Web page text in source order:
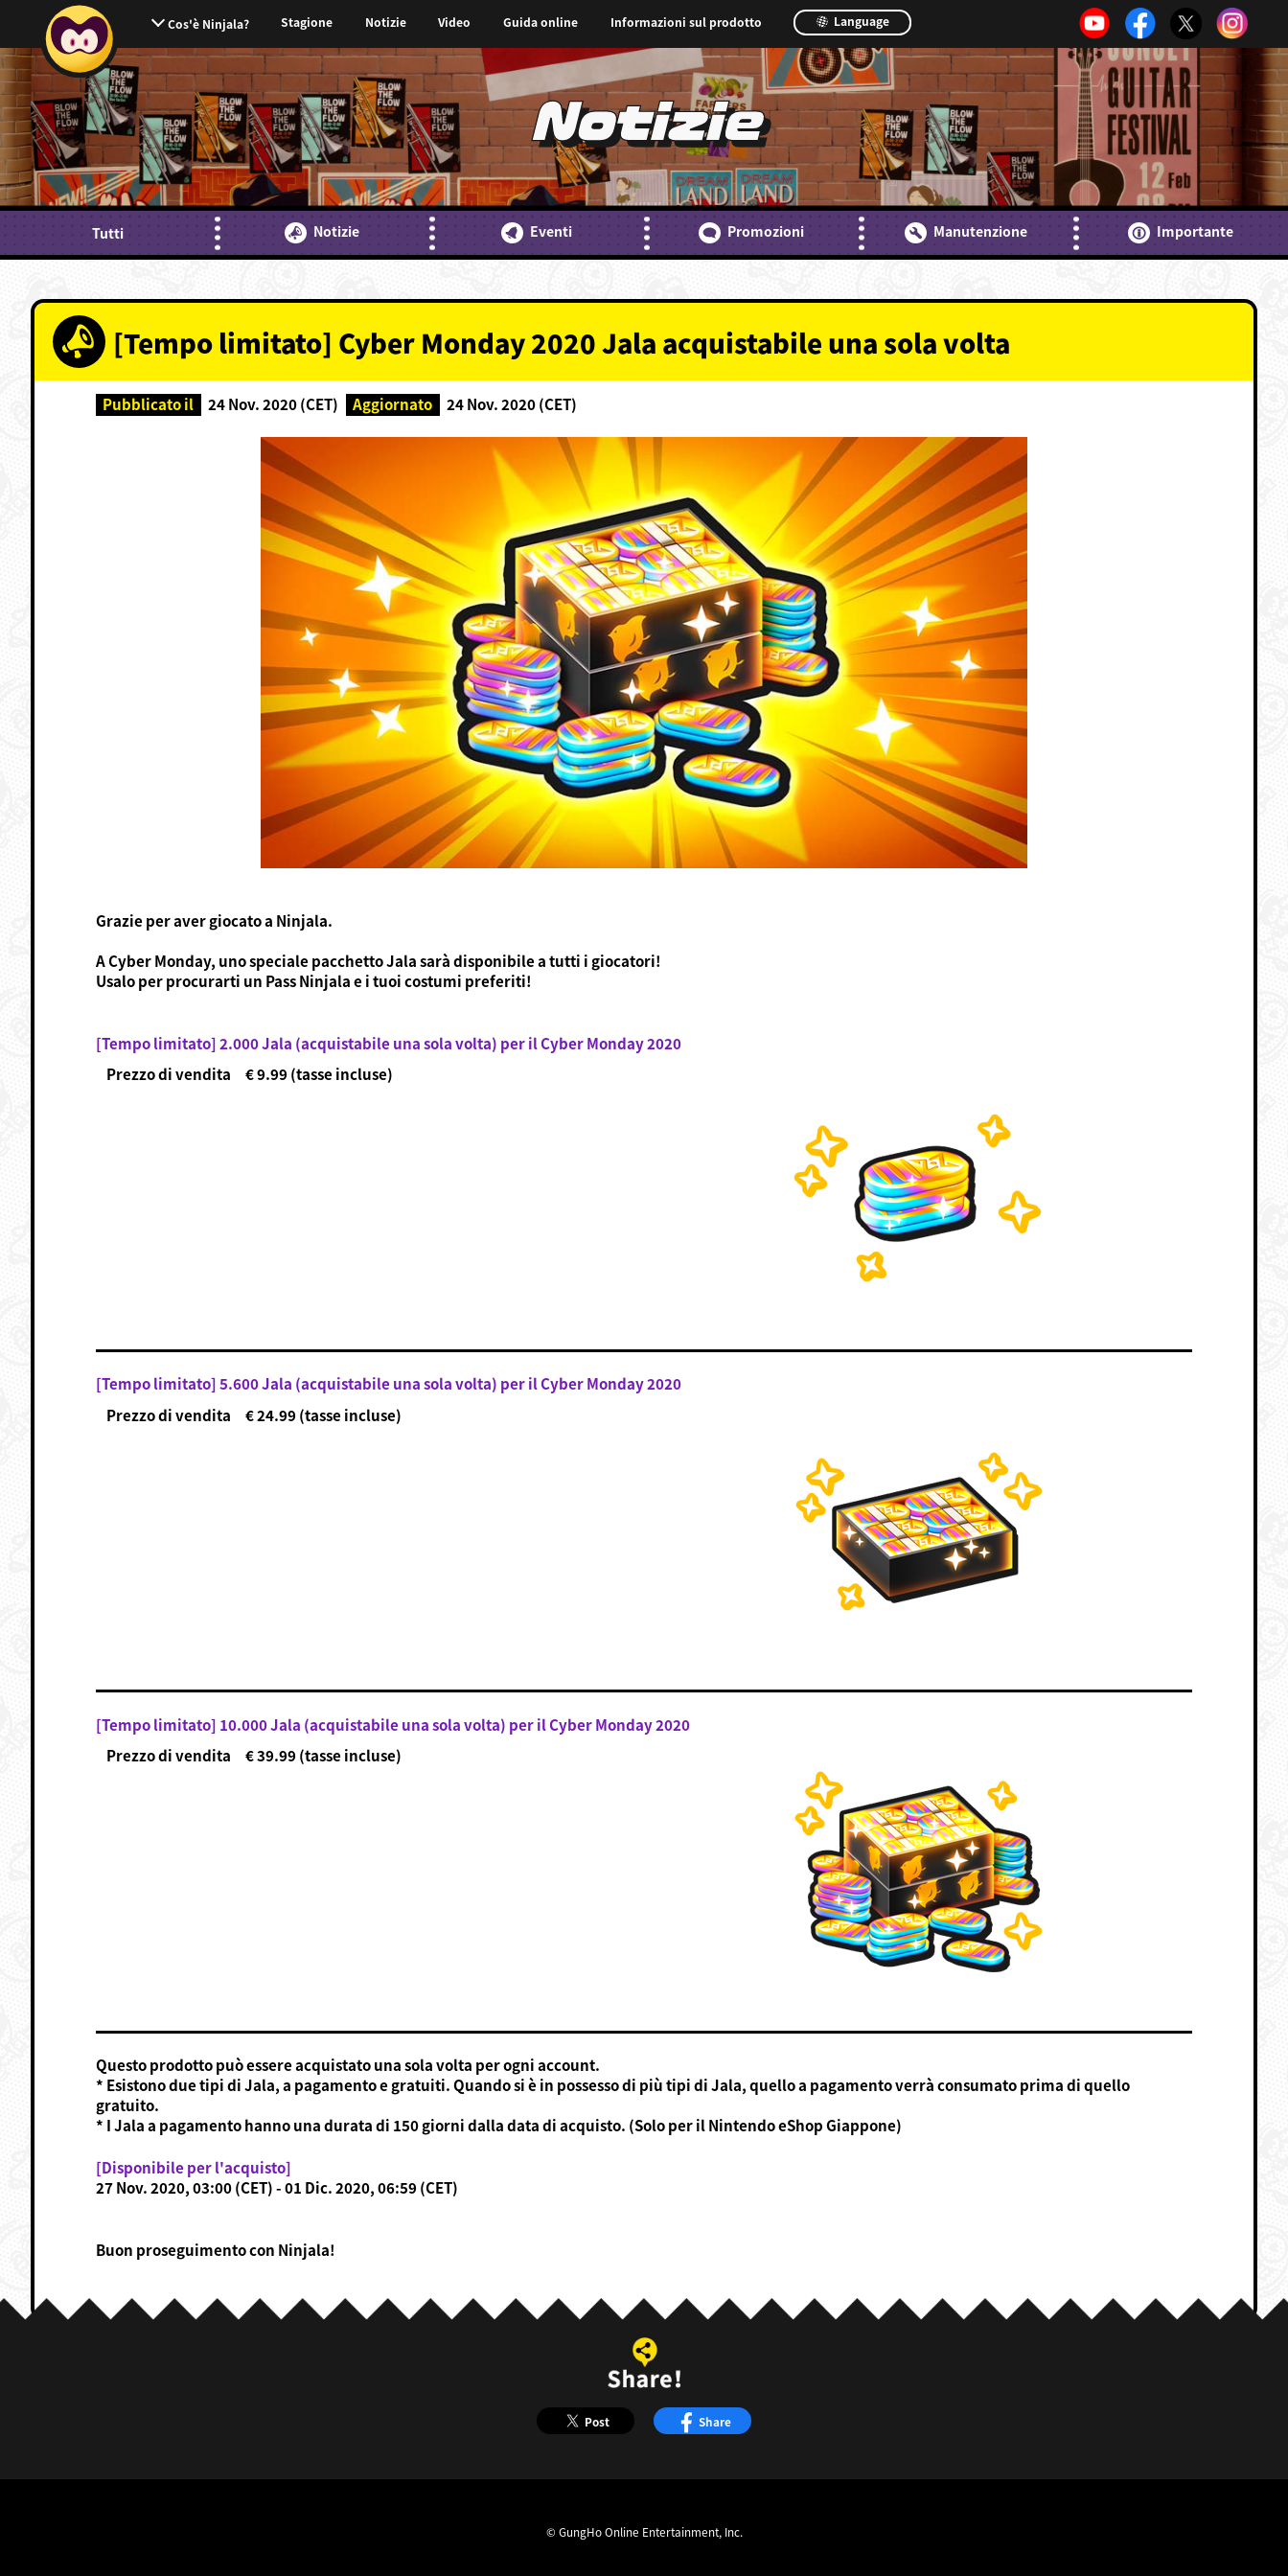
Cos'è Ninjala? Stagione Notizie Video Guida online Informazioni sul prodotto Language
Notizie
Tutti Notizie Eventi Promozioni Manutenzione Importante
[Tempo limitato] Cyber Monday 2020 Jala acquistabile una sola volta
Pubblicato il 24 Nov. 2020 (CET) Aggiornato 24 Nov. 2020 (CET)
Grazie per aver giocato a Ninjala.
A Cyber Monday, uno speciale pacchetto Jala sarà disponibile a tutti i giocatori!
Usalo per procurarti un Pass Ninjala e i tuoi costumi preferiti!
[Tempo limitato] 2.000 Jala (acquistabile una sola volta) per il Cyber Monday 2020
Prezzo di vendita € 9.99 (tasse incluse)
[Tempo limitato] 5.600 Jala (acquistabile una sola volta) per il Cyber Monday 2020
Prezzo di vendita € 24.99 (tasse incluse)
[Tempo limitato] 10.000 Jala (acquistabile una sola volta) per il Cyber Monday 2020
Prezzo di vendita € 39.99 (tasse incluse)
Questo prodotto può essere acquistato una sola volta per ogni account.
* Esistono due tipi di Jala, a pagamento e gratuiti. Quando si è in possesso di più tipi di Jala, quello a pagamento verrà consumato prima di quello
gratuito.
* I Jala a pagamento hanno una durata di 150 giorni dalla data di acquisto. (Solo per il Nintendo eShop Giappone)
[Disponibile per l'acquisto]
27 Nov. 2020, 03:00 (CET) - 01 Dic. 2020, 06:59 (CET)
Buon proseguimento con Ninjala!
Post Share
© GungHo Online Entertainment, Inc.